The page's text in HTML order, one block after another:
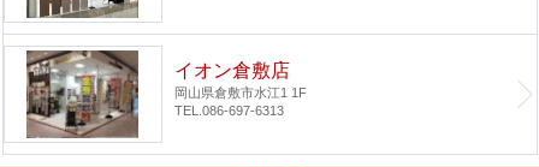
イオン倉敷店
岡山県倉敷市水江1 1F
TEL.086-697-6313